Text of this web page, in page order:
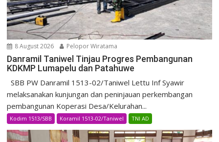
8 August 2026 Pelopor Wiratama
Danramil Taniwel Tinjau Progres Pembangunan
KDKMP Lumapelu dan Patahuwe
SBB PW Danramil 1513-02/Taniwel Lettu Inf Syawir
melaksanakan kunjungan dan peninjauan perkembangan
pembangunan Koperasi Desa/Kelurahan...
Kodim 1513/SBB Koramil 1513-02/Taniwel TNI AD